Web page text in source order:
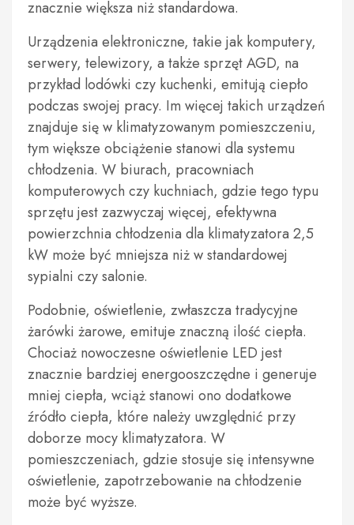
znacznie większa niż standardowa.
Urządzenia elektroniczne, takie jak komputery,
serwery, telewizory, a także sprzęt AGD, na
przykład lodówki czy kuchenki, emitują ciepło
podczas swojej pracy. Im więcej takich urządzeń
znajduje się w klimatyzowanym pomieszczeniu,
tym większe obciążenie stanowi dla systemu
chłodzenia. W biurach, pracowniach
komputerowych czy kuchniach, gdzie tego typu
sprzętu jest zazwyczaj więcej, efektywna
powierzchnia chłodzenia dla klimatyzatora 2,5
kW może być mniejsza niż w standardowej
sypialni czy salonie.
Podobnie, oświetlenie, zwłaszcza tradycyjne
żarówki żarowe, emituje znaczną ilość ciepła.
Chociaż nowoczesne oświetlenie LED jest
znacznie bardziej energooszczędne i generuje
mniej ciepła, wciąż stanowi ono dodatkowe
źródło ciepła, które należy uwzględnić przy
doborze mocy klimatyzatora. W
pomieszczeniach, gdzie stosuje się intensywne
oświetlenie, zapotrzebowanie na chłodzenie
może być wyższe.